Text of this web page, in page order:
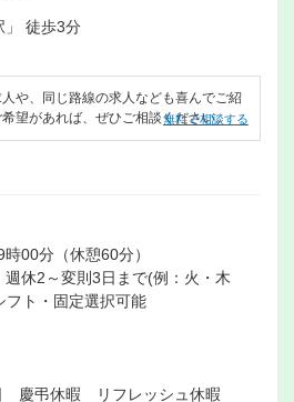
」 徒歩3分
や、同じ路線の求人なども喜んでご紹
望があれば、ぜひご相談ください。
無料で相談する
00分（休憩60分）
休2～変則3日まで(例：火・木
ト・固定選択可能
弔休暇 リフレッシュ休暇